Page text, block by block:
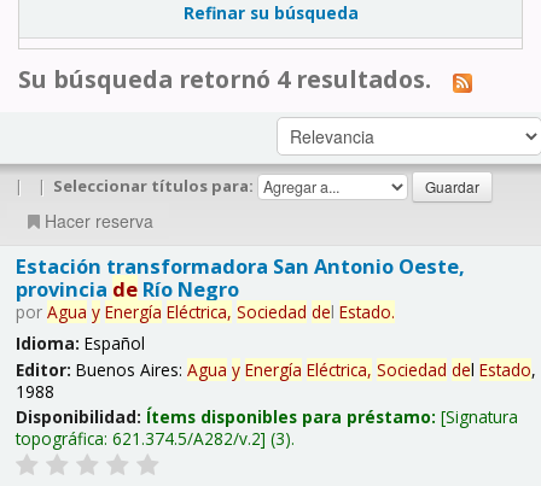
Refinar su búsqueda
Su búsqueda retornó 4 resultados.
| | Seleccionar títulos para:
Hacer reserva
Estación transformadora San Antonio Oeste,
provincia deRío Negro
por Agua y Energía Eléctrica, Sociedad del Estado.
Idioma: Español
Editor: Buenos Aires: Agua y Energía Eléctrica, Sociedad del Estado,
1988
Disponibilidad: Ítems disponibles para préstamo: Signatura
topográfica: 621.374.5/A282/v.2 (3).